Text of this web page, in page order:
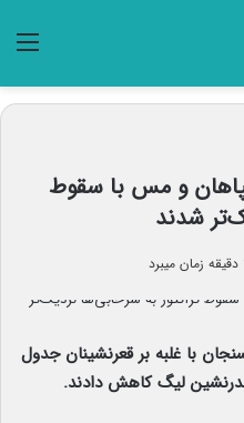
و مس با سقوط
شدند
با غلبه بر قعرنشینان جدول
لیگ کاهش دادند.